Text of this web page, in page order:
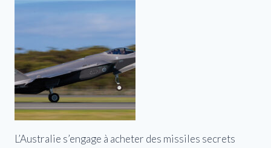
L’Australie s’engage à acheter des missiles secrets